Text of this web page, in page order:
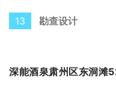
13 勘查设计
深能酒泉肃州区东洞滩